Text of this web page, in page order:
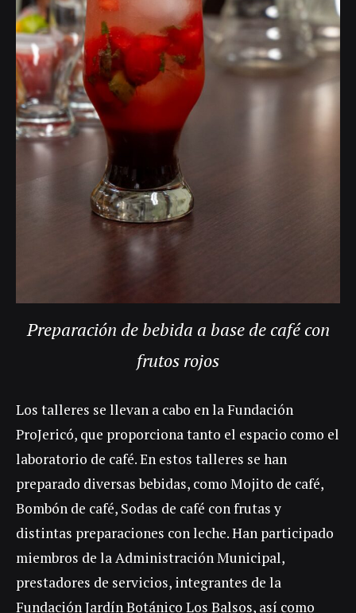
Preparación de bebida a base de café con
frutos rojos
Los talleres se llevan a cabo en la Fundación
ProJericó, que proporciona tanto el espacio como el
laboratorio de café. En estos talleres se han
preparado diversas bebidas, como Mojito de café,
Bombón de café, Sodas de café con frutas y
distintas preparaciones con leche. Han participado
miembros de la Administración Municipal,
prestadores de servicios, integrantes de la
Fundación Jardín Botánico Los Balsos, así como